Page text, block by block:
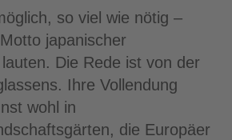
so viel wie nötig –
japanischer
Die Rede ist von der
Ihre Vollendung
wohl in
die Europäer